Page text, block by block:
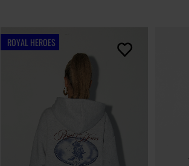
ROYAL HEROES